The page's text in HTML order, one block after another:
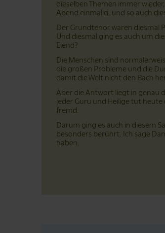
dieselben Themen immer
Abend einmalig, und so auch
Der Grundtenor waren diesmal
Und diesmal ging es auch um
Elend?
Die Menschen sind
die großen Probleme und die
damit die Welt nicht den Bach
Aber die Antwort liegt in genau
jeder Guru und Heilige tut heute
fremd.
Darum ging es auch in diesem
besonders berührt. Ich sage
haben.